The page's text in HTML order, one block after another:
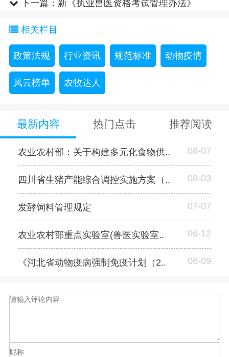
下一篇： 新《执业兽医资格考试管理办法》
相关栏目
政策法规 行业资讯 规范标准 动物疫情
风云榜单 农牧达人
最新内容 热门点击 推荐阅读
农业农村部：关于构建多元化食物供.. 08-07
四川省生猪产能综合调控实施方案（.. 08-03
发酵饲料管理规定 07-07
农业农村部重点实验室(兽医实验室.. 06-12
《河北省动物疫病强制免疫计划（2.. 06-09